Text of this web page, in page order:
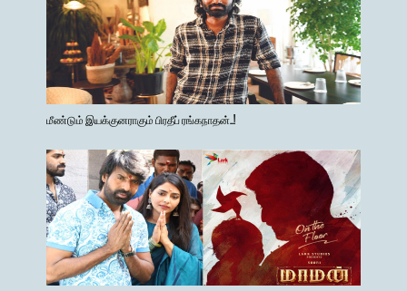
மீண்டும் இயக்குனராகும் பிரதீப் ரங்கநாதன்..!